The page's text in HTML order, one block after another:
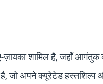
ज़ायका शामिल है, जहाँ
जो अपने क्यूरेटेड हस्तशिल्प